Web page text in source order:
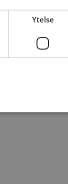
Ytelse